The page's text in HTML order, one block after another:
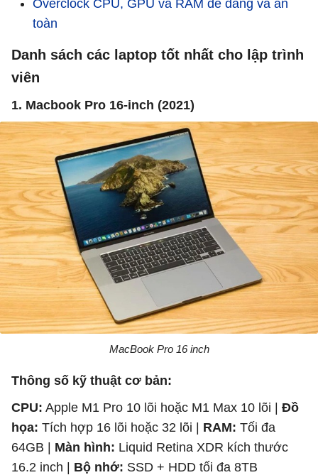
Overclock CPU, GPU và RAM dễ dàng và an
toàn
Danh sách các laptop tốt nhất cho lập trình
viên
1. Macbook Pro 16-inch (2021)
MacBook Pro 16 inch
Thông số kỹ thuật cơ bản:
CPU: Apple M1 Pro 10 lõi hoặc M1 Max 10 lõi | Đồ
họa: Tích hợp 16 lõi hoặc 32 lõi | RAM: Tối đa
64GB | Màn hình: Liquid Retina XDR kích thước
16.2 inch | Bộ nhớ: SSD + HDD tối đa 8TB